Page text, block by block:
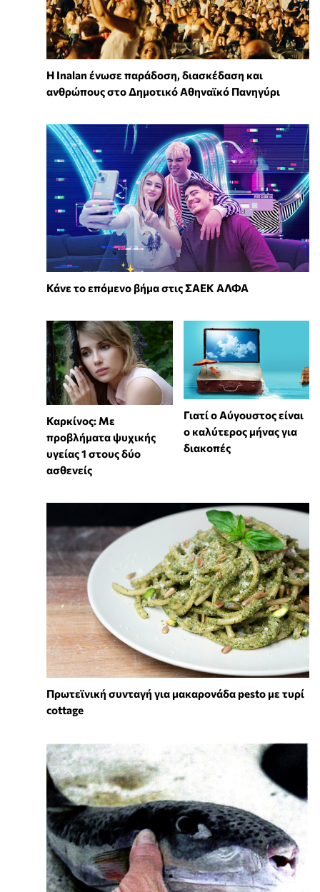
Η Inalan ένωσε παράδοση, διασκέδαση και
ανθρώπους στο Δημοτικό Αθηναϊκό Πανηγύρι
Κάνε το επόμενο βήμα στις ΣΑΕΚ ΑΛΦΑ
Καρκίνος: Με
προβλήματα ψυχικής
υγείας 1 στους δύο
ασθενείς
Γιατί ο Αύγουστος είναι
ο καλύτερος μήνας για
διακοπές
Πρωτεϊνική συνταγή για μακαρονάδα pesto με τυρί
cottage